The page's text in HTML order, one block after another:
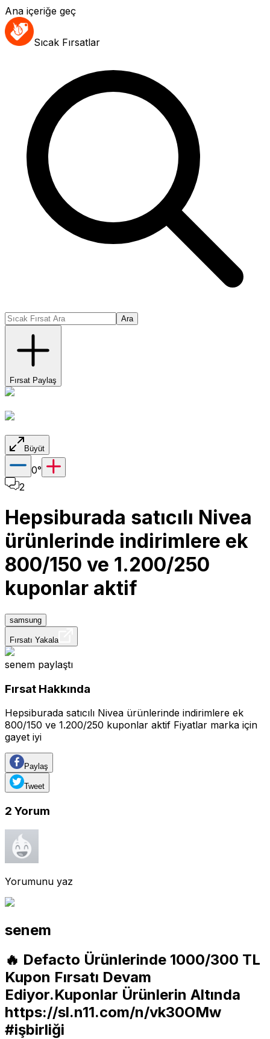
Ana içeriğe geç
Sıcak Fırsatlar
Ara
Fırsat Paylaş
Büyüt
0°
2
Hepsiburada satıcılı Nivea
ürünlerinde indirimlere ek
800/150 ve 1.200/250
kuponlar aktif
samsung
Fırsatı Yakala
senem paylaştı
Fırsat Hakkında
Hepsiburada satıcılı Nivea ürünlerinde indirimlere ek
800/150 ve 1.200/250 kuponlar aktif Fiyatlar marka için
gayet iyi
Paylaş
Tweet
2 Yorum
Yorumunu yaz
senem
🔥 Defacto Ürünlerinde 1000/300 TL
Kupon Fırsatı Devam
Ediyor.Kuponlar Ürünlerin Altında
https://sl.n11.com/n/vk30OMw
#işbirliği